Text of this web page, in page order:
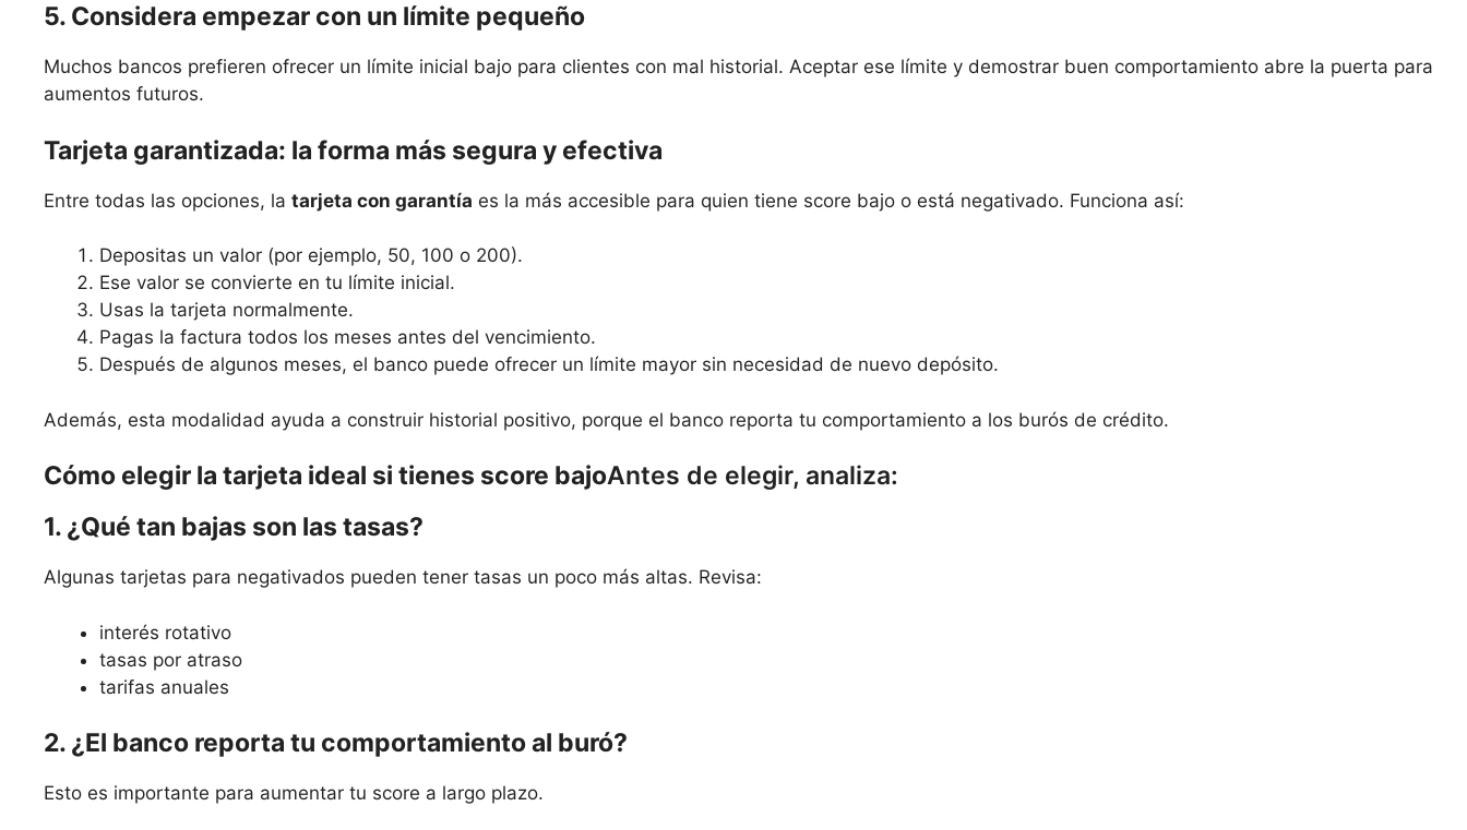
5. Considera empezar con un límite pequeño
Muchos bancos prefieren ofrecer un límite inicial bajo para clientes con mal historial. Aceptar ese límite y demostrar buen comportamiento abre la puerta para
aumentos futuros.
Tarjeta garantizada: la forma más segura y efectiva
Entre todas las opciones, la tarjeta con garantía es la más accesible para quien tiene score bajo o está negativado. Funciona así:
Depositas un valor (por ejemplo, 50, 100 o 200).
Ese valor se convierte en tu límite inicial.
Usas la tarjeta normalmente.
Pagas la factura todos los meses antes del vencimiento.
Después de algunos meses, el banco puede ofrecer un límite mayor sin necesidad de nuevo depósito.
Además, esta modalidad ayuda a construir historial positivo, porque el banco reporta tu comportamiento a los burós de crédito.
Cómo elegir la tarjeta ideal si tienes score bajoAntes de elegir, analiza:
1. ¿Qué tan bajas son las tasas?
Algunas tarjetas para negativados pueden tener tasas un poco más altas. Revisa:
interés rotativo
tasas por atraso
tarifas anuales
2. ¿El banco reporta tu comportamiento al buró?
Esto es importante para aumentar tu score a largo plazo.